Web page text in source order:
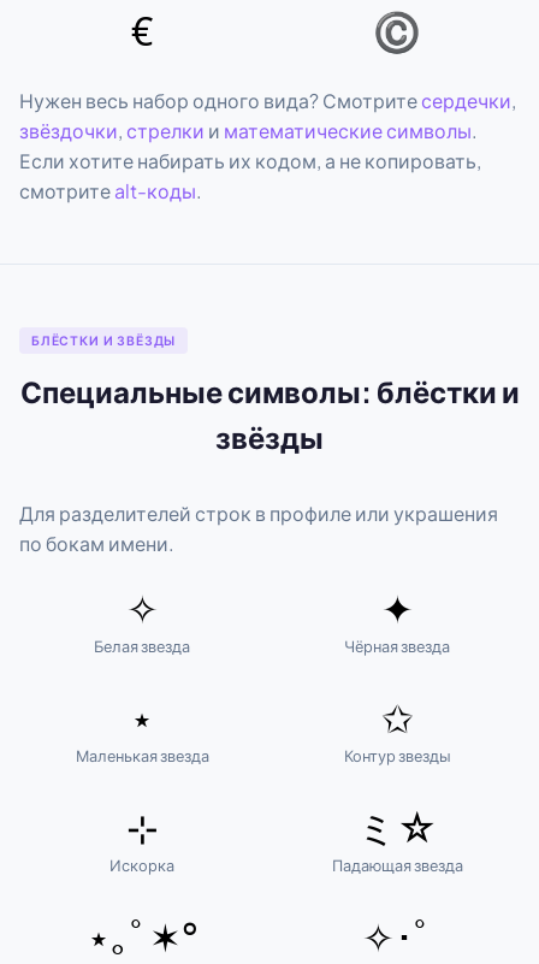
€
©
Нужен весь набор одного вида? Смотритесердечки,
звёздочки, стрелки и математические символы.
Если хотите набирать их кодом, а не копировать,
смотритеalt-коды.
БЛЁСТКИ И ЗВЁЗДЫ
Специальные символы: блёстки и
звёзды
Для разделителей строк в профиле или украшения
по бокам имени.
✧
Белая звезда
✦
Чёрная звезда
⋆
Маленькая звезда
✩
Контур звезды
⊹
Искорка
ミ☆
Падающая звезда
⋆｡ﾟ✶° ✧･ﾟ